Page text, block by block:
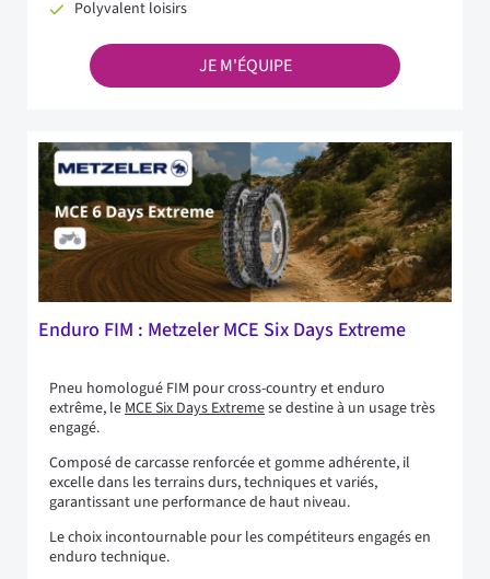
Polyvalent loisirs
JE M'ÉQUIPE
Enduro FIM : Metzeler MCE Six Days Extreme
Pneu homologué FIM pour cross-country et enduro
extrême, leMCE Six Days Extremese destine à un usage très
engagé.
Composé de carcasse renforcée et gomme adhérente, il
excelle dans les terrains durs, techniques et variés,
garantissant une performance de haut niveau.
Le choix incontournable pour les compétiteurs engagés en
enduro technique.